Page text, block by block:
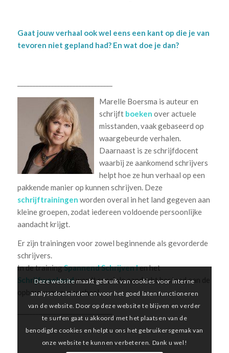
Gaat jouw verhaal ook wel eens een kant op die je van
tevoren niet gepland had? En wat doe je dan?
Marelle Boersma is auteur en
schrijft boeken over actuele
misstanden, vaak gebaseerd op
waargebeurde verhalen.
Daarnaast is ze schrijfdocent
waarbij ze aankomend schrijvers
helpt hoe ze hun verhaal op een
pakkende manier op kunnen schrijven. Deze
schrijftrainingen worden overal in het land gegeven aan
kleine groepen, zodat iedereen voldoende persoonlijke
aandacht krijgt.
Er zijn trainingen voor zowel beginnende als gevorderde
schrijvers.
In de trainingSpannend Schrijven Ien het
Schrijfweekendwordt speciale aandacht besteed aan de
opbouw van een verhaal.
_______________________________
Deze website maakt gebruik van cookies voor interne
analysedoeleinden en voor het goed laten functioneren
van de website. Door op deze website te blijven en verder
te surfen gaat u akkoord met het plaatsen van de
benodigde cookies en helpt u ons het gebruikersgemak van
onze website te kunnen verbeteren. Dank u wel!